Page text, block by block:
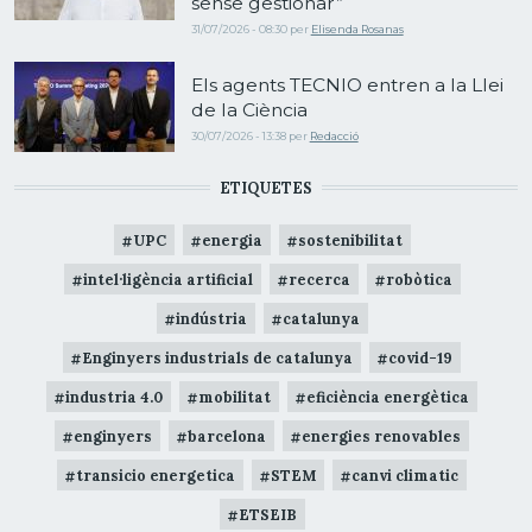
31/07/2026 - 08:30 per Elisenda Rosanas
Els agents TECNIO entren a la Llei
de la Ciència
30/07/2026 - 13:38 per Redacció
ETIQUETES
UPC energia sostenibilitat
intel·ligència artificial recerca robòtica
indústria catalunya
Enginyers industrials de catalunya covid-19
industria 4.0 mobilitat eficiència energètica
enginyers barcelona energies renovables
transicio energetica STEM canvi climatic
ETSEIB